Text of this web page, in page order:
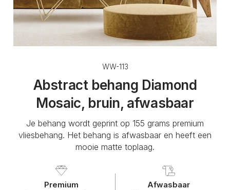
WW-113
Abstract behang Diamond
Mosaic, bruin, afwasbaar
Je behang wordt geprint op 155 grams premium
vliesbehang. Het behang is afwasbaar en heeft een
mooie matte toplaag.
Premium Afwasbaar